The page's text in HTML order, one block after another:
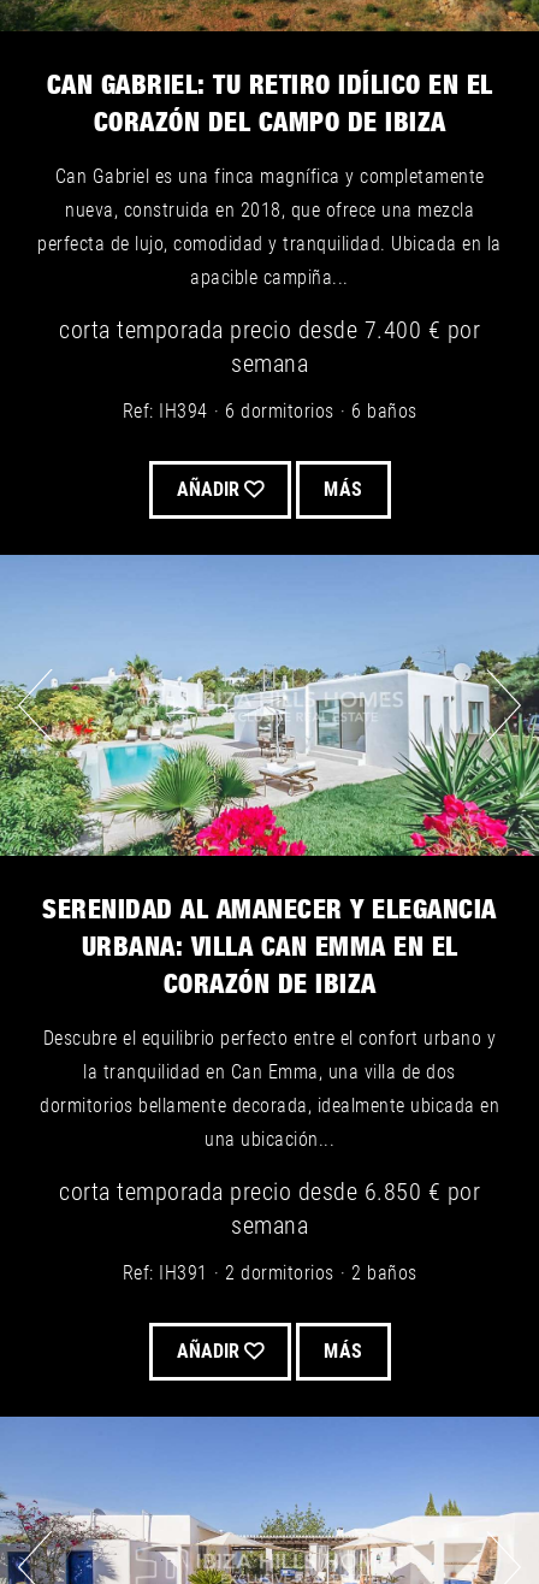
CAN GABRIEL: TU RETIRO IDÍLICO EN EL
CORAZÓN DEL CAMPO DE IBIZA
Can Gabriel es una finca magnífica y completamente
nueva, construida en 2018, que ofrece una mezcla
perfecta de lujo, comodidad y tranquilidad. Ubicada en la
apacible campiña...
corta temporada precio desde 7.400 € por
semana
Ref: IH394 6 dormitorios 6 baños
AÑADIR MÁS
SERENIDAD AL AMANECER Y ELEGANCIA
URBANA: VILLA CAN EMMA EN EL
CORAZÓN DE IBIZA
Descubre el equilibrio perfecto entre el confort urbano y
la tranquilidad en Can Emma, una villa de dos
dormitorios bellamente decorada, idealmente ubicada en
una ubicación...
corta temporada precio desde 6.850 € por
semana
Ref: IH391 2 dormitorios 2 baños
AÑADIR MÁS